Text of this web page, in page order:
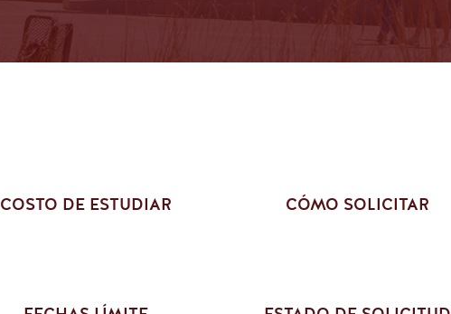
COSTO DE ESTUDIAR CÓMO SOLICITAR